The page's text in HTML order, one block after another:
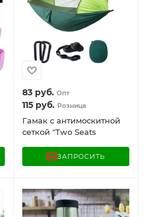
83руб. Опт
115руб. Розница
Гамак с антимоскитной
сеткой "Two Seats
(270х140 см)ЗАПРОСИТЬ